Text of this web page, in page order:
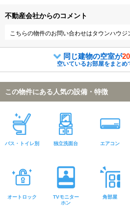
不動産会社からのコメント
こちらの物件のお問い合わせはタウンハウジ
同じ建物の空室が20
空いているお部屋をまとめ
この物件にある人気の設備・特徴
バス・トイレ別 独立洗面台 エアコン
オートロック
TVモニター
ホン
角部屋